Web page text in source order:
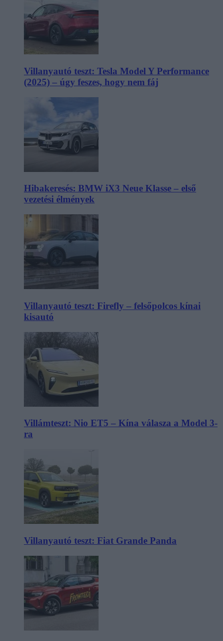
Villanyautó teszt: Tesla Model Y Performance
(2025) – úgy feszes, hogy nem fáj
Hibakeresés: BMW iX3 Neue Klasse – első
vezetési élmények
Villanyautó teszt: Firefly – felsőpolcos kínai
kisautó
Villámteszt: Nio ET5 – Kína válasza a Model 3-
ra
Villanyautó teszt: Fiat Grande Panda